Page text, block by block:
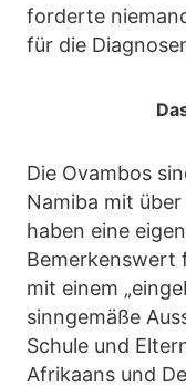
forderte
für die
Die Ovambos
Namiba mit
haben eine
Bemerkenswert
mit einem
sinngemäße
Schule und
Afrikaans und